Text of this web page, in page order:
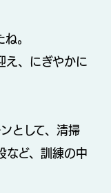
。
え、にぎやかに
として、清掃
など、訓練の中